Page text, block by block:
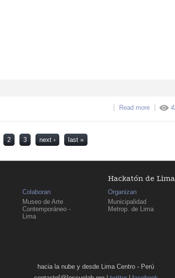
Read more about
2 3 next › last »
Colaboran
Museo de Arte
Contemporáneo -
Lima
Hackatón de
Organizan
Municipalidad
Metrop. de Lima
hacia la nube y desde Lima Centro - Perú